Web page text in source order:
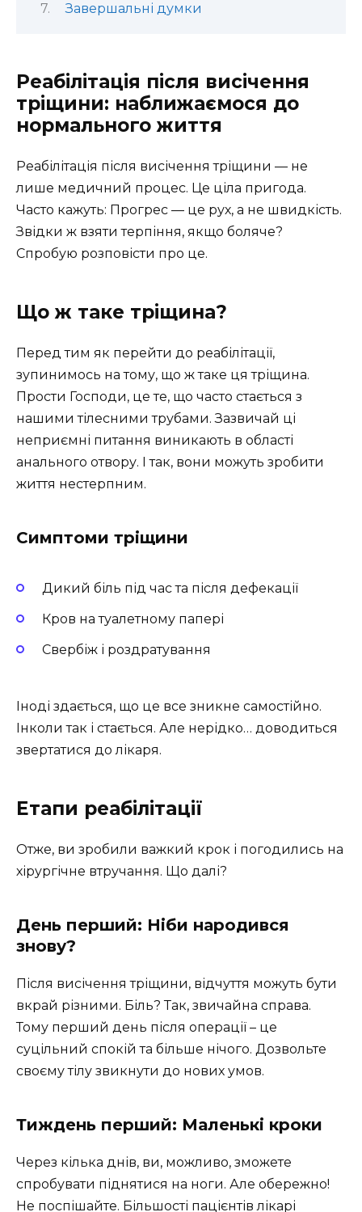
Завершальні думки
Реабілітація після висічення
тріщини: наближаємося до
нормального життя
Реабілітація після висічення тріщини — не
лише медичний процес. Це ціла пригода.
Часто кажуть: Прогрес — це рух, а не швидкість.
Звідки ж взяти терпіння, якщо боляче?
Спробую розповісти про це.
Що ж таке тріщина?
Перед тим як перейти до реабілітації,
зупинимось на тому, що ж таке ця тріщина.
Прости Господи, це те, що часто стається з
нашими тілесними трубами. Зазвичай ці
неприємні питання виникають в області
анального отвору. І так, вони можуть зробити
життя нестерпним.
Симптоми тріщини
Дикий біль під час та після дефекації
Кров на туалетному папері
Свербіж і роздратування
Іноді здається, що це все зникне самостійно.
Інколи так і стається. Але нерідко… доводиться
звертатися до лікаря.
Етапи реабілітації
Отже, ви зробили важкий крок і погодились на
хірургічне втручання. Що далі?
День перший: Ніби народився
знову?
Після висічення тріщини, відчуття можуть бути
вкрай різними. Біль? Так, звичайна справа.
Тому перший день після операції – це
суцільний спокій та більше нічого. Дозвольте
своєму тілу звикнути до нових умов.
Тиждень перший: Маленькі кроки
Через кілька днів, ви, можливо, зможете
спробувати піднятися на ноги. Але обережно!
Не поспішайте. Більшості пацієнтів лікарі